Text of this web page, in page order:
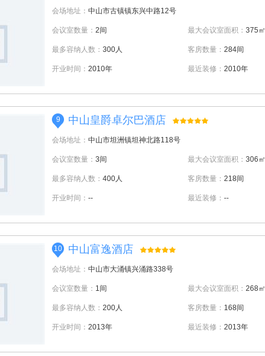
会场地址： 中山市古镇镇东兴中路12号
会议室数量： 2间 最大会议室面积： 375㎡
最多容纳人数： 300人 客房数量： 284间
开业时间： 2010年 最近装修： 2010年
9 中山皇爵卓尔巴酒店
会场地址： 中山市坦洲镇坦神北路118号
会议室数量： 3间 最大会议室面积： 306㎡
最多容纳人数： 400人 客房数量： 218间
开业时间： -- 最近装修： --
10 中山富逸酒店
会场地址： 中山市大涌镇兴涌路338号
会议室数量： 1间 最大会议室面积： 268㎡
最多容纳人数： 200人 客房数量： 168间
开业时间： 2013年 最近装修： 2013年